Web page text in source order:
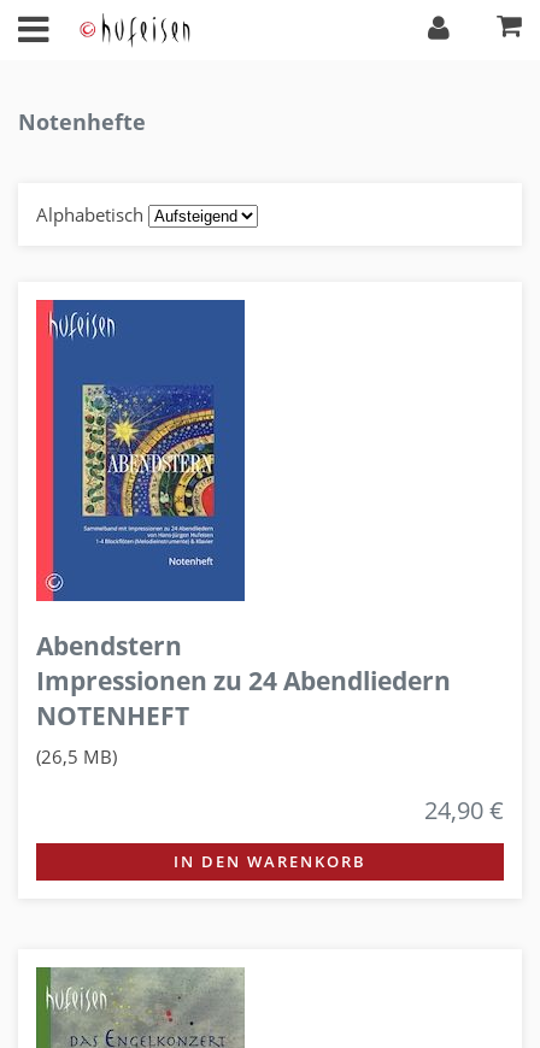
Notenhefte
Alphabetisch
Abendstern
Impressionen zu 24 Abendliedern
NOTENHEFT
(26,5 MB)
24,90 €
IN DEN WARENKORB